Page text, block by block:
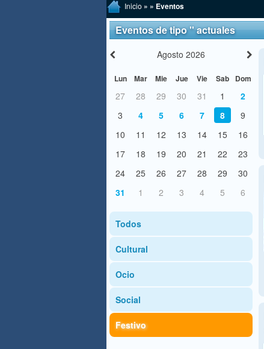
Inicio » » Eventos
Eventos de tipo '' actuales
Agosto 2026
Lun Mar Mie Jue Vie Sab Dom
27 28 29 30 31 1
2
3
4 5 6 7 8
9
10
11 12 13 14 15
16
17
18 19 20 21 22
23
24
25 26 27 28 29
30
31
1 2 3 4 5 6
Todos
Cultural
Ocio
Social
Festivo